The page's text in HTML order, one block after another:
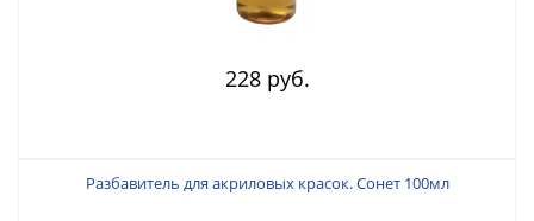
228 руб.
Разбавитель для акриловых красок. Сонет 100мл